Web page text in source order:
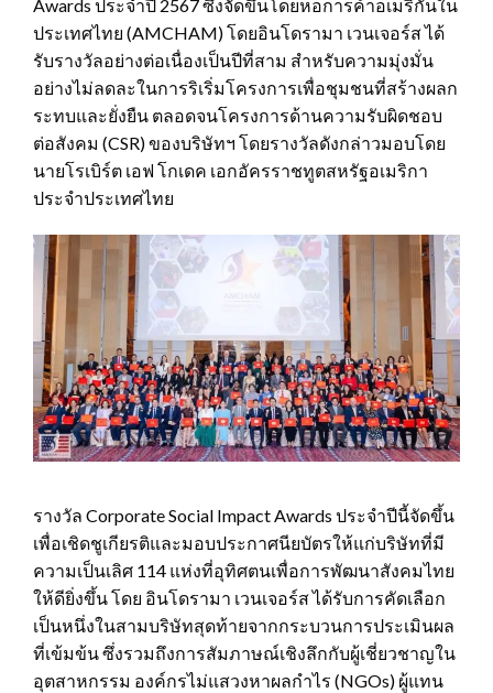
Awards ประจำปี 2567 ซึ่งจัดขึ้นโดยหอการค้าอเมริกันใน
ประเทศไทย (AMCHAM) โดยอินโดรามา เวนเจอร์ส ได้
รับรางวัลอย่างต่อเนื่องเป็นปีที่สาม สำหรับความมุ่งมั่น
อย่างไม่ลดละในการริเริ่มโครงการเพื่อชุมชนที่สร้างผลก
ระทบและยั่งยืน ตลอดจนโครงการด้านความรับผิดชอบ
ต่อสังคม (CSR) ของบริษัทฯ โดยรางวัลดังกล่าวมอบโดย
นายโรเบิร์ต เอฟ โกเดค เอกอัครราชทูตสหรัฐอเมริกา
ประจำประเทศไทย
รางวัล Corporate Social Impact Awards ประจำปีนี้จัดขึ้น
เพื่อเชิดชูเกียรติและมอบประกาศนียบัตรให้แก่บริษัทที่มี
ความเป็นเลิศ 114 แห่งที่อุทิศตนเพื่อการพัฒนาสังคมไทย
ให้ดียิ่งขึ้น โดย อินโดรามา เวนเจอร์ส ได้รับการคัดเลือก
เป็นหนึ่งในสามบริษัทสุดท้ายจากกระบวนการประเมินผล
ที่เข้มข้น ซึ่งรวมถึงการสัมภาษณ์เชิงลึกกับผู้เชี่ยวชาญใน
อุตสาหกรรม องค์กรไม่แสวงหาผลกำไร (NGOs) ผู้แทน